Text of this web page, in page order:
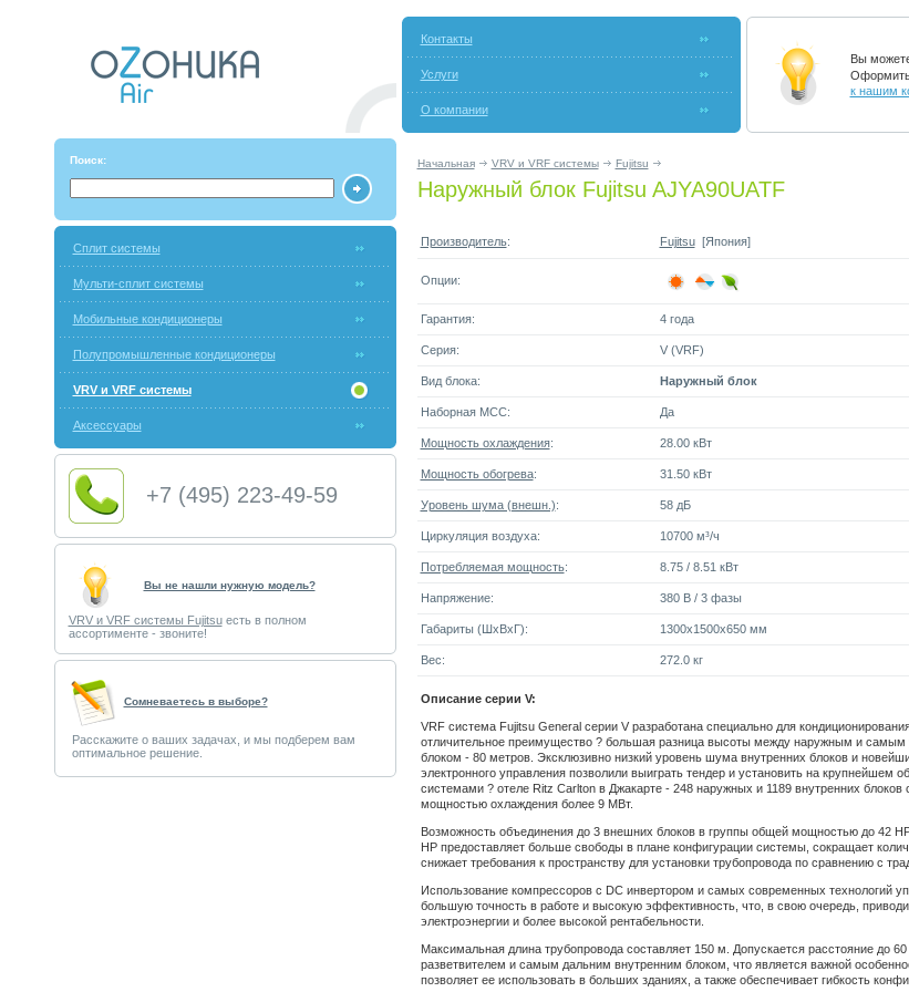
Контакты
Услуги
О компании
Вы
Оформить
к нашим
Поиск: Начальная VRV и VRF системы Fujitsu
Наружный блок Fujitsu AJYA90UATF
Сплит системы
Мульти-сплит системы
Мобильные кондиционеры
Полупромышленные кондиционеры
VRV и VRF системы
Аксессуары
+7 (495) 223-49-59
Вы не нашли нужную модель?
VRV и VRF системы Fujitsuесть в полном
ассортименте - звоните!
Cомневаетесь в выборе?
Расскажите о ваших задачах, и мы подберем вам
оптимальное решение.
Производитель: Fujitsu[Япония]
Опции:
Гарантия: 4 года
Серия: V (VRF)
Вид блока: Наружный блок
Наборная МСС: Да
Мощность охлаждения: 28.00 кВт
Мощность обогрева: 31.50 кВт
Уровень шума (внешн.): 58 дБ
Циркуляция воздуха: 10700 м³/ч
Потребляемая мощность: 8.75 / 8.51 кВт
Напряжение: 380 В / 3 фазы
Габариты (ШxВxГ): 1300x1500x650 мм
Вес: 272.0 кг
Описание серии V:
VRF система Fujitsu General серии V разработана специально для
отличительное преимущество ? большая разница высоты между наружным и самым
блоком - 80 метров. Эксклюзивно низкий уровень шума внутренних блоков и
электронного управления позволили выиграть тендер и установить на крупнейшем
системами ? отеле Ritz Carlton в Джакарте - 248 наружных и 1189 внутренних блоков
мощностью охлаждения более 9 МВт.
Возможность объединения до 3 внешних блоков в группы общей мощностью до 42
HP предоставляет больше свободы в плане конфигурации системы, сокращает
снижает требования к пространству для установки трубопровода по сравнению с
Использование компрессоров с DC инвертором и самых современных технологий
большую точность в работе и высокую эффективность, что, в свою очередь,
электроэнергии и более высокой рентабельности.
Максимальная длина трубопровода составляет 150 м. Допускается расстояние до
разветвителем и самым дальним внутренним блоком, что является важной
позволяет ее использовать в больших зданиях, а также обеспечивает гибкость